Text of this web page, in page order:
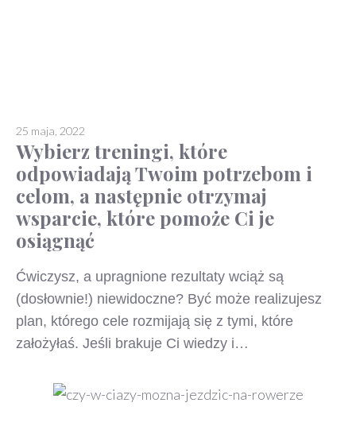
Wybierz treningi, które
odpowiadają Twoim potrzebom i
celom, a następnie otrzymaj
wsparcie, które pomoże Ci je
osiągnąć
25 maja, 2022
Ćwiczysz, a upragnione rezultaty wciąż są
(dosłownie!) niewidoczne? Być może realizujesz
plan, którego cele rozmijają się z tymi, które
założyłaś. Jeśli brakuje Ci wiedzy i…